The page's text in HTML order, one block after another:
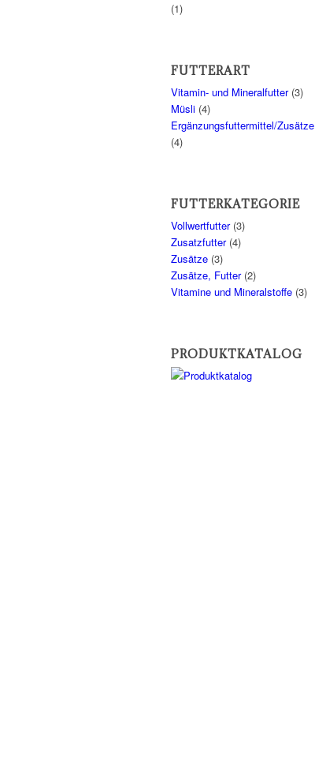
(1)
FUTTERART
Vitamin- und Mineralfutter (3)
Müsli (4)
Ergänzungsfuttermittel/Zusätze
(4)
FUTTERKATEGORIE
Vollwertfutter (3)
Zusatzfutter (4)
Zusätze (3)
Zusätze, Futter (2)
Vitamine und Mineralstoffe (3)
PRODUKTKATALOG